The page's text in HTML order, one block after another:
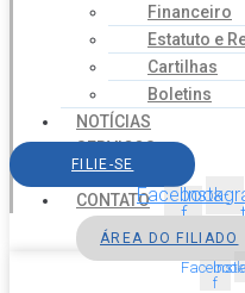
Financeiro
Estatuto e
Cartilhas
Boletins
NOTÍCIAS
SERVIÇOS
AGENDA
CONTATO
FILIE-SE
Facebook-
f
ÁREA DO FILIADO
f